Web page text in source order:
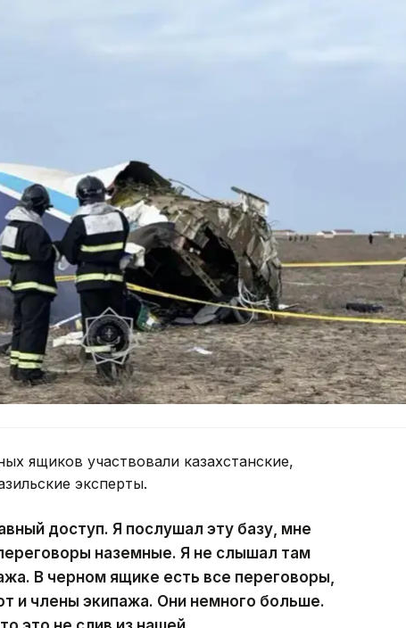
ящиков участвовали казахстанские,
эксперты.
доступ. Я послушал эту базу, мне
наземные. Я не слышал там
В черном ящике есть все переговоры,
и члены экипажа. Они немного больше.